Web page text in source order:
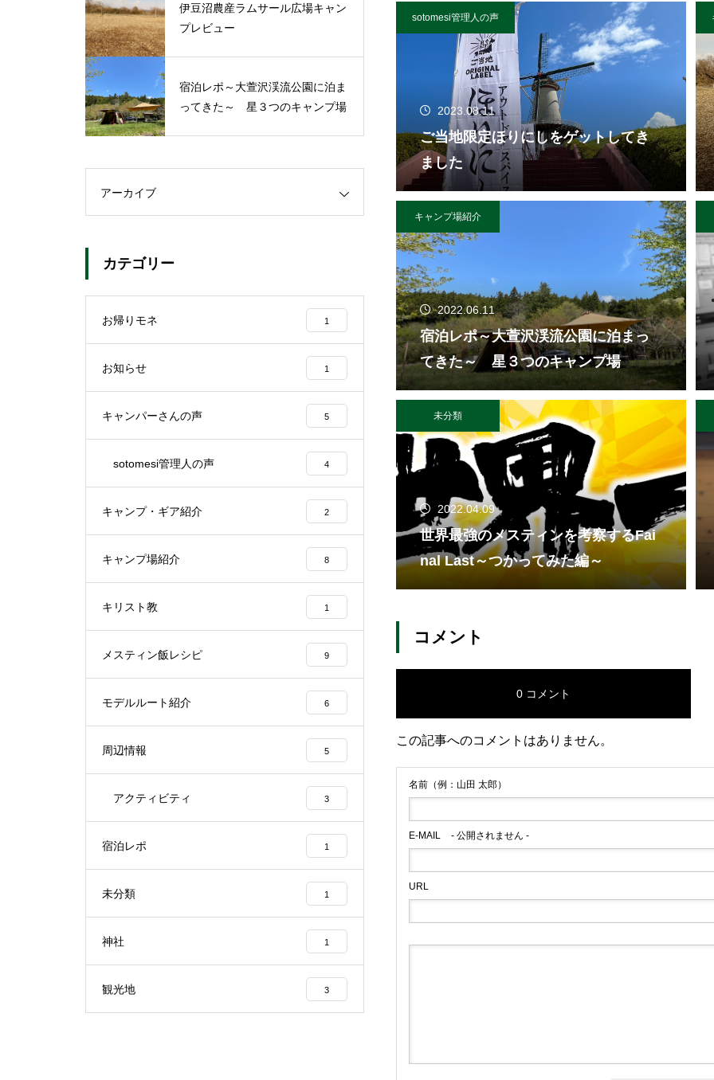
sotomesi管理人の声
2023.08.11
ご当地限定ほりにしをゲットしてき
ました
キャンプ場紹介
2022.06.11
宿泊レポ～大萱沢渓流公園に泊まっ
てきた～ 星３つのキャンプ場
未分類
2022.04.09
世界最強のメスティンを考察するFai
nal Last～つかってみた編～
コメント
0 コメント
この記事へのコメントはありません。
名前（例：山田 太郎）
E-MAIL - 公開されません -
URL
伊豆沼農産ラムサール広場キャン
プレビュー
宿泊レポ～大萱沢渓流公園に泊ま
ってきた～ 星３つのキャンプ場
アーカイブ
カテゴリー
お帰りモネ 1
お知らせ 1
キャンパーさんの声 5
sotomesi管理人の声 4
キャンプ・ギア紹介 2
キャンプ場紹介 8
キリスト教 1
メスティン飯レシピ 9
モデルルート紹介 6
周辺情報 5
アクティビティ 3
宿泊レポ 1
未分類 1
神社 1
観光地 3